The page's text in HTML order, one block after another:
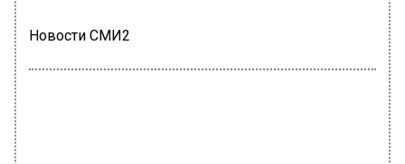
Новости СМИ2